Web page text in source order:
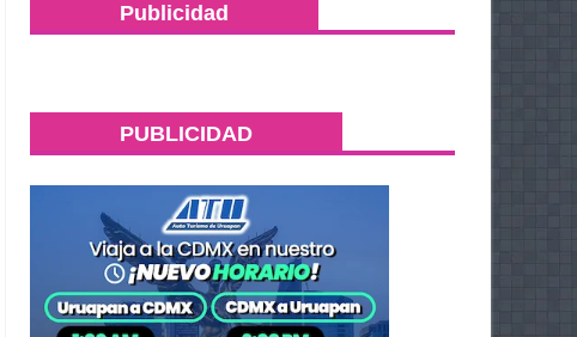
Publicidad
PUBLICIDAD